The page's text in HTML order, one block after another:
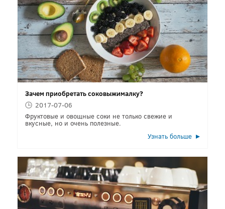
Зачем приобретать соковыжималку?
2017-07-06
Фруктовые и овощные соки не только свежие и
вкусные, но и очень полезные.
Узнать больше